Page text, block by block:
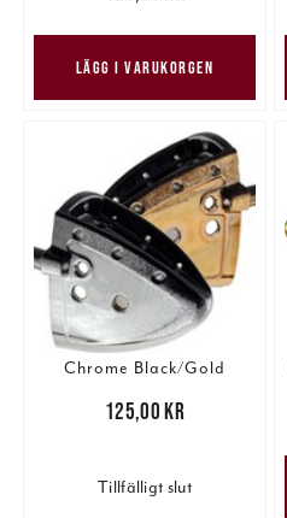
LÄGG I VARUKORGEN
Chrome Black/Gold
125,00 kr
125,00 kr
Tillfälligt slut